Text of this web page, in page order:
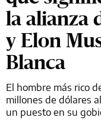
la alianza
y Elon
Blanca
El hombre más rico
millones de dólares
un puesto en su